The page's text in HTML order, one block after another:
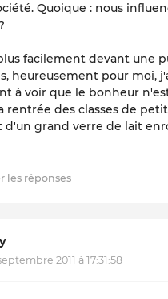
Quoique : nous
facilement devant une
heureusement pour moi,
à voir que le bonheur
rentrée des classes de
d'un grand verre de lait
2011 à 17:31:58